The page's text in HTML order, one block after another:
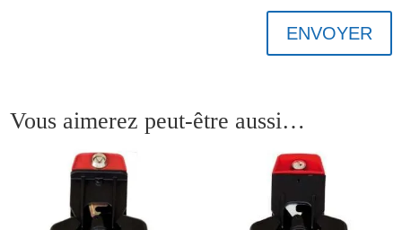
ENVOYER
Vous aimerez peut-être aussi…